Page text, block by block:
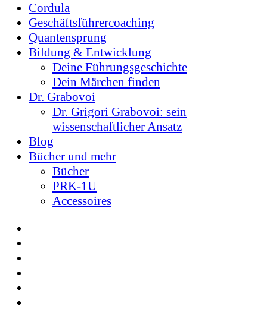
Cordula
Geschäftsführercoaching
Quantensprung
Bildung & Entwicklung
Deine Führungsgeschichte
Dein Märchen finden
Dr. Grabovoi
Dr. Grigori Grabovoi: sein
wissenschaftlicher Ansatz
Blog
Bücher und mehr
Bücher
PRK-1U
Accessoires